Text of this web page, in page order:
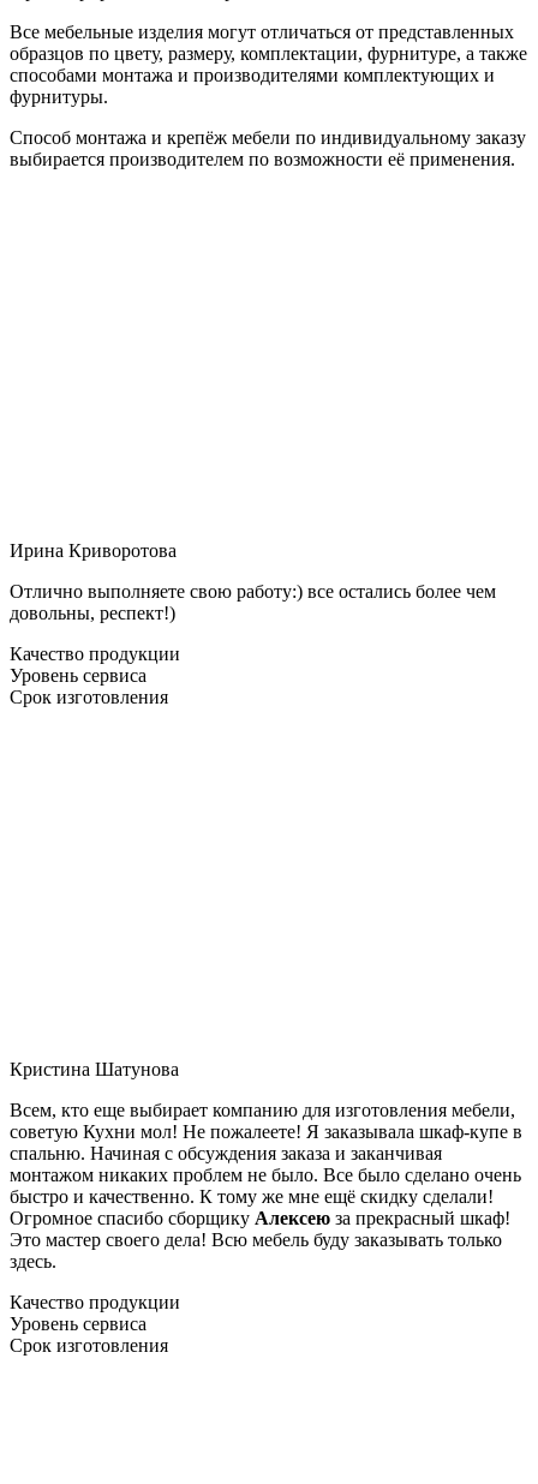
Все мебельные изделия могут отличаться от представленных
образцов по цвету, размеру, комплектации, фурнитуре, а также
способами монтажа и производителями комплектующих и
фурнитуры.
Способ монтажа и крепёж мебели по индивидуальному заказу
выбирается производителем по возможности её применения.
Ирина Криворотова
Отлично выполняете свою работу:) все остались более чем
довольны, респект!)
Качество продукции
Уровень сервиса
Срок изготовления
Кристина Шатунова
Всем, кто еще выбирает компанию для изготовления мебели,
советую Кухни мол! Не пожалеете! Я заказывала шкаф-купе в
спальню. Начиная с обсуждения заказа и заканчивая
монтажом никаких проблем не было. Все было сделано очень
быстро и качественно. К тому же мне ещё скидку сделали!
Огромное спасибо сборщику Алексею за прекрасный шкаф!
Это мастер своего дела! Всю мебель буду заказывать только
здесь.
Качество продукции
Уровень сервиса
Срок изготовления